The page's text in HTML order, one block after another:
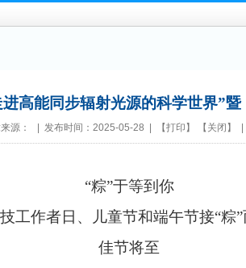
进高能同步辐射光源的科学世界”
来源： | 发布时间：2025-05-28 | 【打印 】 【 关闭 】 |
“粽”于等到你
工作者日、儿童节和端午节接“粽”
佳节将至